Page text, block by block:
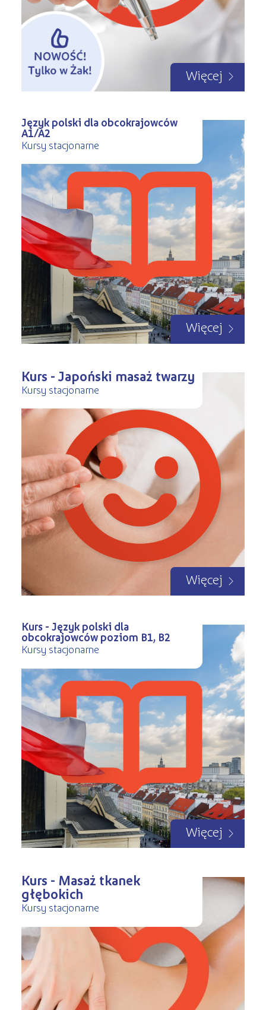
Więcej
Język polski dla obcokrajowców
A1/A2
Kursy stacjonarne
Więcej
Kurs - Japoński masaż twarzy
Kursy stacjonarne
Więcej
Kurs - Język polski dla
obcokrajowców poziom B1, B2
Kursy stacjonarne
Więcej
Kurs - Masaż tkanek
głębokich
Kursy stacjonarne